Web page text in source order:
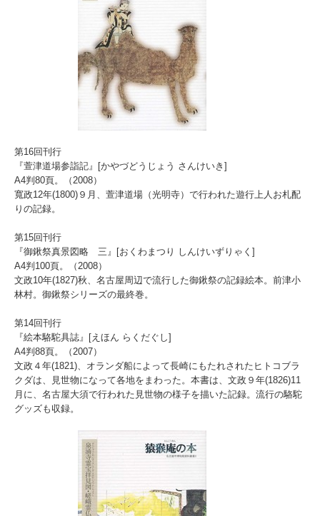
第16回刊行
『萱津道場参詣記』[かやづどうじょう さんけいき]
A4判80頁。（2008）
寬政12年(1800)９月、萱津道場（光明寺）で行われた遊行上人お札配
りの記録。
第15回刊行
『御鍬祭真景図略 三』[おくわまつり しんけいずりゃく]
A4判100頁。（2008）
文政10年(1827)秋、名古屋周辺で流行した御鍬祭の記録絵本。前津小
林村。御鍬祭シリーズの最終巻。
第14回刊行
『絵本駱駝具誌』[えほん らくだぐし]
A4判88頁。（2007）
文政４年(1821)、オランダ船によって長崎にもたれされたヒトコブラ
クダは、見世物になって各地をまわった。本書は、文政９年(1826)11
月に、名古屋大須で行われた見世物の様子を描いた記録。流行の駱駝
グッズも収録。